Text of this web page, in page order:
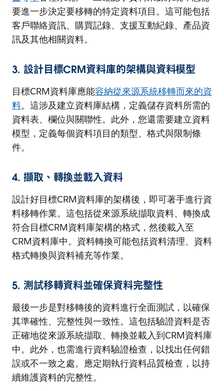
要進一步決定要移轉的特定資料項目。這可能包括
客戶聯絡資訊、購買記錄、支援互動紀錄、產品資
訊及其他相關資料。
3. 設計目標CRM資料庫的架構與資料模型
目標CRM資料庫應能容納從來源系統移轉而來的資
料。這涉及建立資料庫結構，定義儲存資料所需的
資料表、欄位與關聯性。此外，您還需要建立資料
模型，定義每個資料項目的類型、格式與限制條
件。
4. 擷取、轉換並載入資料
設計好目標CRM資料庫的架構後，即可著手進行資
料移轉作業。這包括從來源系統擷取資料、轉換成
符合目標CRM資料庫架構的格式，然後載入至
CRM資料庫中。資料轉換可能包括資料清理、資料
格式轉換與資料補充等作業。
5. 測試移轉資料並確保資料完整性
最後一步是對移轉後的資料進行全面測試，以確保
其準確性、完整性與一致性。這包括驗證資料是否
正確地從來源系統擷取、轉換並載入到CRM資料庫
中。此外，也需進行資料驗證檢查，以找出任何錯
誤或不一致之處。應定期執行資料品質檢查，以持
續維護資料的完整性。